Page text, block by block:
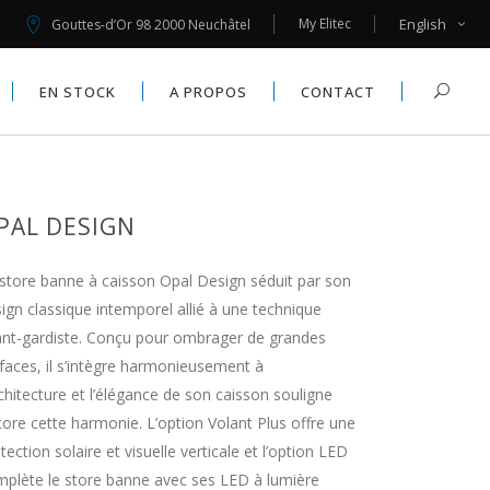
Gouttes-d’Or 98 2000 Neuchâtel My Elitec English
EN STOCK A PROPOS CONTACT
AUTOMATISMES
DESIGN
banne à caisson Opal Design séduit par son
classique intemporel allié à une technique
gardiste. Conçu pour ombrager de grandes
il s’intègre harmonieusement à
et l’élégance de son caisson souligne
cette harmonie. L’option Volant Plus offre une
solaire et visuelle verticale et l’option LED
le store banne avec ses LED à lumière